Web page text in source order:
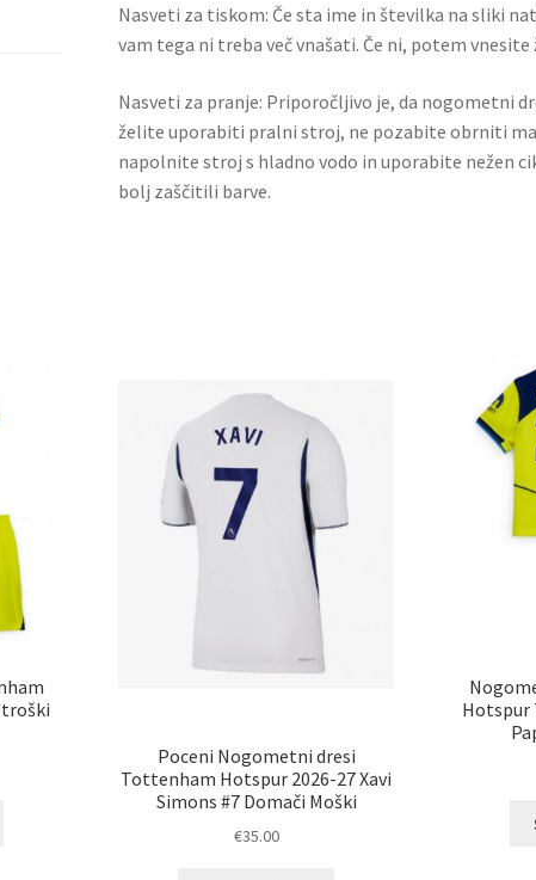
Nasveti za tiskom: Če sta ime in številka na sliki
vam tega ni treba več vnašati. Če ni, potem
Nasveti za pranje: Priporočljivo je, da nogometni
želite uporabiti pralni stroj, ne pozabite obrniti
napolnite stroj s hladno vodo in uporabite nežen
bolj zaščitili barve.
Poceni Nogometni dresi
Tottenham Hotspur 2026-27 Xavi
Simons #7 Domači Moški
€35.00
Hotspur